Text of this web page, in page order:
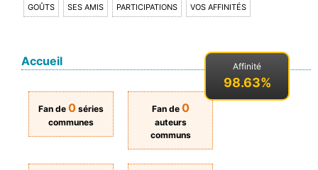
GOÛTS SES AMIS PARTICIPATIONS VOS AFFINITÉS
Affinité
98.63%
Accueil
Fan de 0 séries
communes
Fan de 0
auteurs
communs